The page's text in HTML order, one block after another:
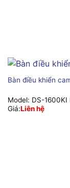
Bàn điều khiển
Model: DS-1600KI
Giá:Liên hệ